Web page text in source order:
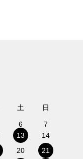
土 日
6
7
13
14
20
21